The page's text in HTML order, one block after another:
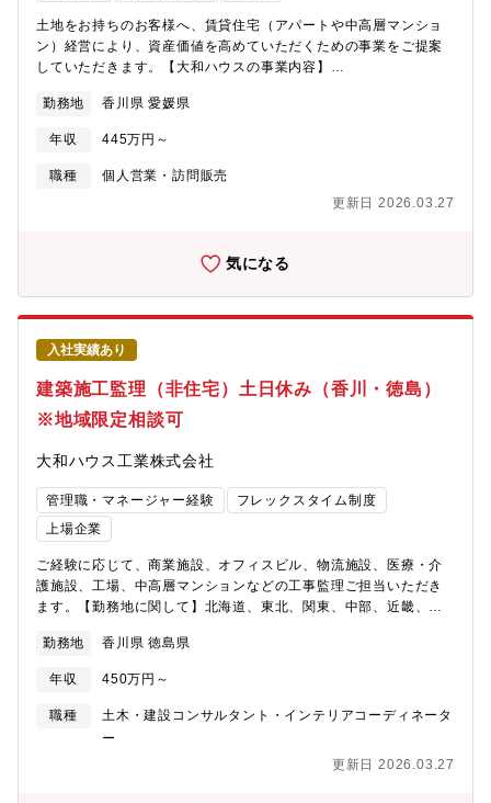
土地をお持ちのお客様へ、賃貸住宅（アパートや中高層マンショ
ン）経営により、資産価値を高めていただくための事業をご提案
していただきます。【大和ハウスの事業内容】
ハウスの採用ページ】～大和ハウスについてや働く環境などの記
載があります～
https://www.daiwahouse.co.jp/recruit/index.html?
page=from_header～キャリア採用ページ～
https://www.daiwahouse.co.jp/recruit/freshers/index.html■働く
https://www.daiwahouse.co.jp/recruit/person/index.html
勤務地 香川県 愛媛県
年収 445万円～
職種
個人営業・訪問販売
更新日 2026.03.27
気になる
入社実績あり
建築施工監理（非住宅）土日休み（香川・徳島）
※地域限定相談可
大和ハウス工業株式会社
管理職・マネージャー経験
フレックスタイム制度
上場企業
ご経験に応じて、商業施設、オフィスビル、物流施設、医療・介
護施設、工場、中高層マンションなどの工事監理ご担当いただき
ます。【勤務地に関して】北海道、東北、関東、中部、近畿、中
域限定社員の処遇もあります。【全国の事業所】
https://www.daiwahouse.co.jp/officeHP/tohoku/index.asp#section1
さ【技術職の採用ページも是非ご覧ください】
https://www.daiwahouse.co.jp/recruit/student/index.html
勤務地 香川県 徳島県
年収 450万円～
職種
土木・建設コンサルタント・インテリアコーディネータ
ー
更新日 2026.03.27